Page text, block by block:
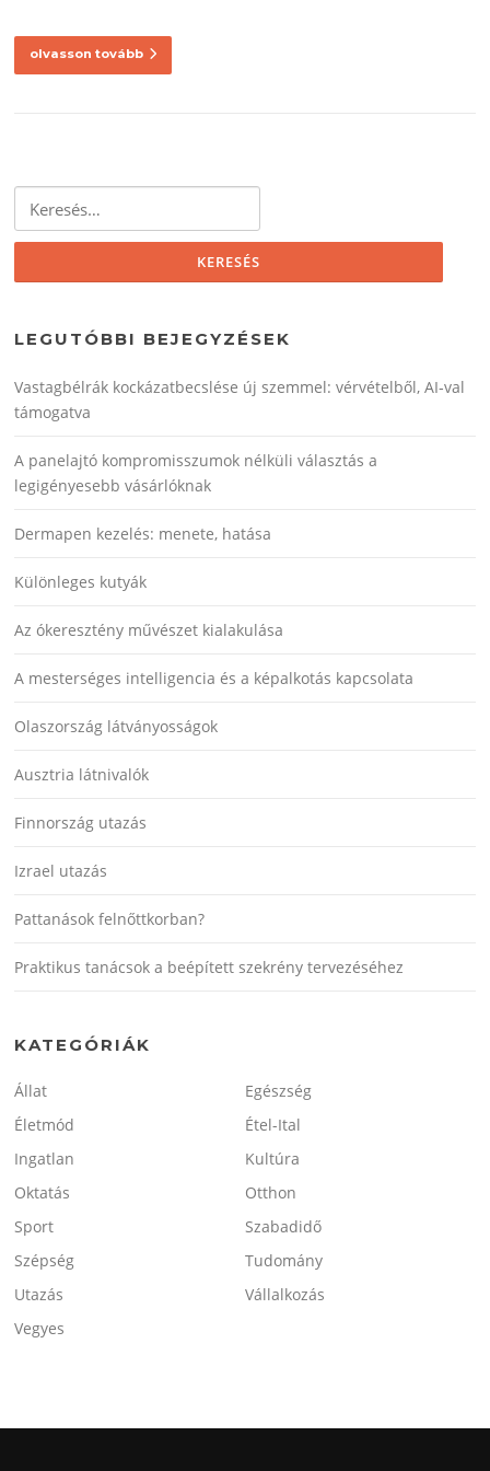
olvasson tovább
LEGUTÓBBI BEJEGYZÉSEK
Vastagbélrák kockázatbecslése új szemmel: vérvételből, AI‑val
támogatva
A panelajtó kompromisszumok nélküli választás a
legigényesebb vásárlóknak
Dermapen kezelés: menete, hatása
Különleges kutyák
Az ókeresztény művészet kialakulása
A mesterséges intelligencia és a képalkotás kapcsolata
Olaszország látványosságok
Ausztria látnivalók
Finnország utazás
Izrael utazás
Pattanások felnőttkorban?
Praktikus tanácsok a beépített szekrény tervezéséhez
KATEGÓRIÁK
Állat
Egészség
Életmód
Étel-Ital
Ingatlan
Kultúra
Oktatás
Otthon
Sport
Szabadidő
Szépség
Tudomány
Utazás
Vállalkozás
Vegyes